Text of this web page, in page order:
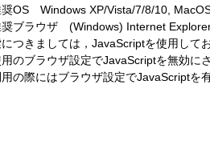
奨OS Windows XP/Vista/7/8/10,
奨ブラウザ (Windows) Internet
つきましては，JavaScriptを使用してお
用のブラウザ設定でJavaScriptを無効に
用の際にはブラウザ設定でJavaScriptを